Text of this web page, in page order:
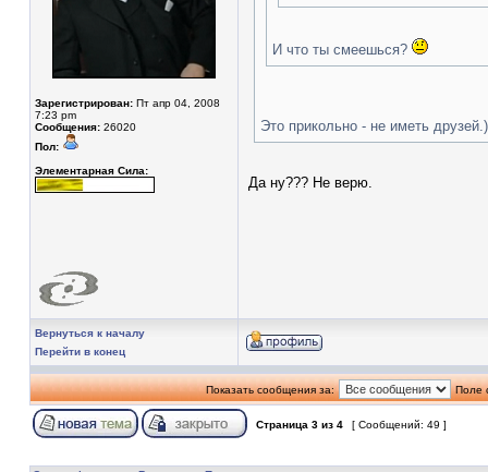
Зарегистрирован: Пт апр 04, 2008
7:23 pm
Сообщения: 26020
Пол:
Элементарная Сила:
И что ты смеешься?
Это прикольно - не иметь друзей.)
Да ну??? Не верю.
Вернуться к началу
Перейти в конец
Показать сообщения за: Поле
Страница 3 из 4 [ Сообщений: 49 ]